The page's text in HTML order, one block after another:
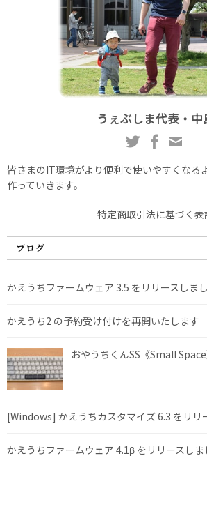
うぇぶしま代表・中
皆さまのIT環境がより便利で使いやすくなる
作っていきます。
特定商取引法に基づく表
ブログ
かえうちファームウェア 3.5 をリリースしま
かえうち2 の予約受け付けを再開いたします
おやうちくんSS《Small
[Windows] かえうちカスタマイズ 6.3 をリリ
かえうちファームウェア 4.1β をリリースしま